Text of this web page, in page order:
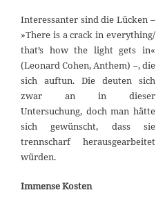
Interessanter sind die Lücken –
»There is a crack in everything/
that’s how the light gets in«
(Leonard Cohen, Anthem) –, die
sich auftun. Die deuten sich
zwar an in dieser
Untersuchung, doch man hätte
sich gewünscht, dass sie
trennscharf herausgearbeitet
würden.
Immense Kosten